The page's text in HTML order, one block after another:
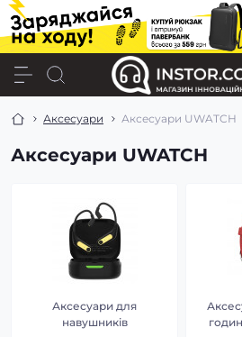
Аксесуари Аксесуари UWATCH
Аксесуари UWATCH
Аксесуари для
навушників